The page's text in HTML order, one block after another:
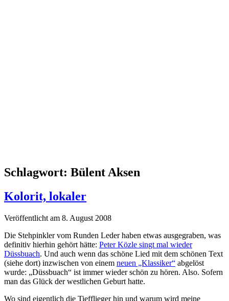
Schlagwort: Bülent Aksen
Kolorit, lokaler
Veröffentlicht am 8. August 2008
Die Stehpinkler vom Runden Leder haben etwas ausgegraben, was
definitiv hierhin gehört hätte: Peter Közle singt mal wieder
Düssbuach. Und auch wenn das schöne Lied mit dem schönen Text
(siehe dort) inzwischen von einem neuen „Klassiker“ abgelöst
wurde: „Düssbuach“ ist immer wieder schön zu hören. Also. Sofern
man das Glück der westlichen Geburt hatte.
Wo sind eigentlich die Tiefflieger hin und warum wird meine